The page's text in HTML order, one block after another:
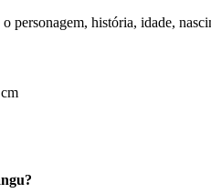
o personagem, história, idade,